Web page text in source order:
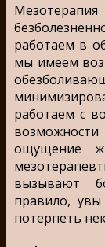
работаем в
мы имеем
работаем с
ощущение
вызывают
правило,
потерпеть